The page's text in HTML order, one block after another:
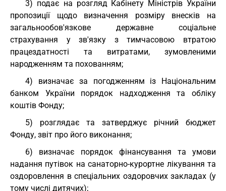
3) подає на розгляд Кабінету Міністрів України
пропозиції щодо визначення розміру внесків на
загальнообов'язкове державне соціальне
страхування у зв'язку з тимчасовою втратою
працездатності та витратами, зумовленими
народженням та похованням;
4) визначає за погодженням із Національним
банком України порядок надходження та обліку
коштів Фонду;
5) розглядає та затверджує річний бюджет
Фонду, звіт про його виконання;
6) визначає порядок фінансування та умови
надання путівок на санаторно-курортне лікування та
оздоровлення в спеціальних оздоровчих закладах (у
тому числі дитячих);